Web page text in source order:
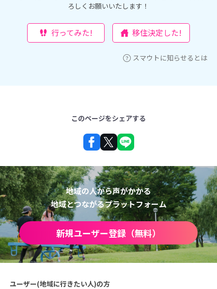
ろしくお願いいたします！
行ってみた! 移住決定した!
スマウトに知らせるとは
このページをシェアする
地域の人から声がかかる
地域とつながるプラットフォーム
新規ユーザー登録（無料）
ユーザー(地域に行きたい人)の方